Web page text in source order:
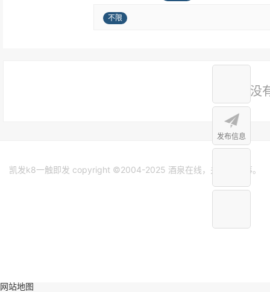
不限
没
凯发k8一触即发 copyright ©2004-2025 酒泉在线，关注身边事。
发布信息
网站地图